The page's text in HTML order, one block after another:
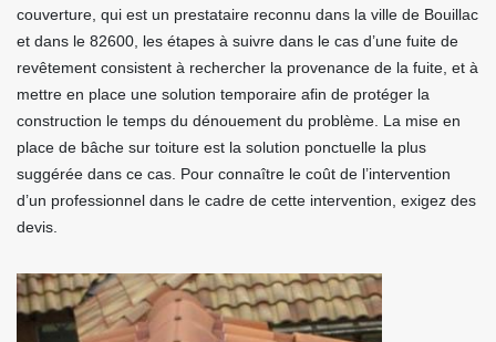
couverture, qui est un prestataire reconnu dans la ville de Bouillac
et dans le 82600, les étapes à suivre dans le cas d’une fuite de
revêtement consistent à rechercher la provenance de la fuite, et à
mettre en place une solution temporaire afin de protéger la
construction le temps du dénouement du problème. La mise en
place de bâche sur toiture est la solution ponctuelle la plus
suggérée dans ce cas. Pour connaître le coût de l’intervention
d’un professionnel dans le cadre de cette intervention, exigez des
devis.